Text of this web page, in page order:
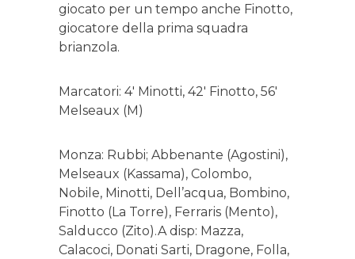
giocato per un tempo anche Finotto,
giocatore della prima squadra
brianzola.
Marcatori: 4′ Minotti, 42′ Finotto, 56′
Melseaux (M)
Monza: Rubbi; Abbenante (Agostini),
Melseaux (Kassama), Colombo,
Nobile, Minotti, Dell’acqua, Bombino,
Finotto (La Torre), Ferraris (Mento),
Salducco (Zito).A disp: Mazza,
Calacoci, Donati Sarti, Dragone, Folla,